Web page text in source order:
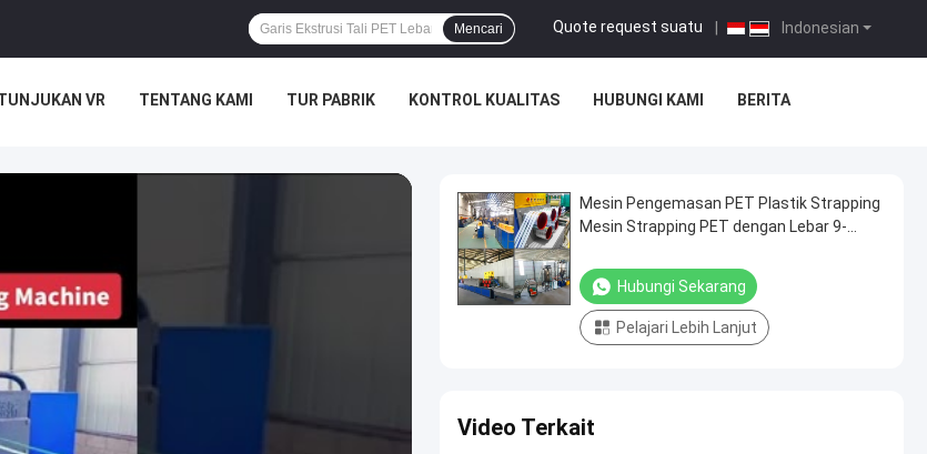
Indonesian
Quote request suatu
Mencari
VR TENTANG KAMI TUR PABRIK KONTROL KUALITAS HUBUNGI KAMI BERITA
Mesin Pengemasan PET Plastik Strapping
Mesin Strapping PET dengan Lebar 9-
Hubungi Sekarang
Pelajari Lebih Lanjut
Video Terkait